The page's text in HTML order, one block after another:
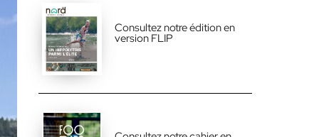
Consultez notre édition en
version FLIP